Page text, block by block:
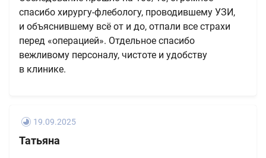
спасибо хирургу-флебологу, проводившему УЗИ,
и объяснившему всё от и до, отпали все страхи
перед «операцией». Отдельное спасибо
вежливому персоналу, чистоте и удобству
в клинике.
19.09.2025
Татьяна